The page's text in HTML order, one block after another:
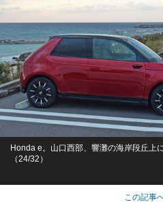
Honda e。山口西部、響灘の海岸段丘上
（24/32）
この記事